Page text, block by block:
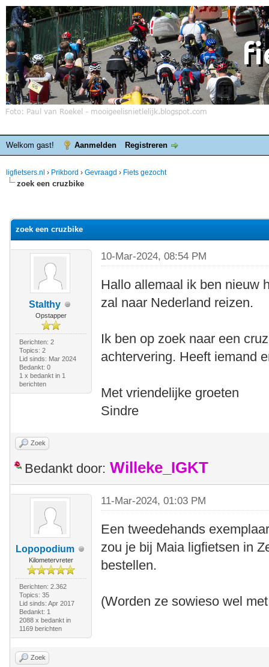
Welkom gast! Aanmelden Registreren
ligfietsers.nl › Prikbord › Gevraagd › Fiets gezocht
zoek een cruzbike
zoek een cruzbike
Stalthy
Opstapper
Berichten: 2
Topics: 2
Lid sinds: Mar 2024
Bedankt: 0
1 x bedankt in 1
berichten
10-Mar-2024, 08:54 PM
Hallo allemaal ik ben nieuw
zal naar Nederland reizen.
Ik ben op zoek naar een
achtervering. Heeft iemand
Met vriendelijke groeten
Sindre
Zoek
Bedankt door: Willeke_IGKT
Lopopodium
Kilometervreter
Berichten: 2.362
Topics: 35
Lid sinds: Apr 2017
Bedankt: 1
2088 x bedankt in
1169 berichten
11-Mar-2024, 01:03 PM
Een tweedehands
zou je bij Maia ligfietsen in
bestellen.
(Worden ze sowieso wel
Zoek